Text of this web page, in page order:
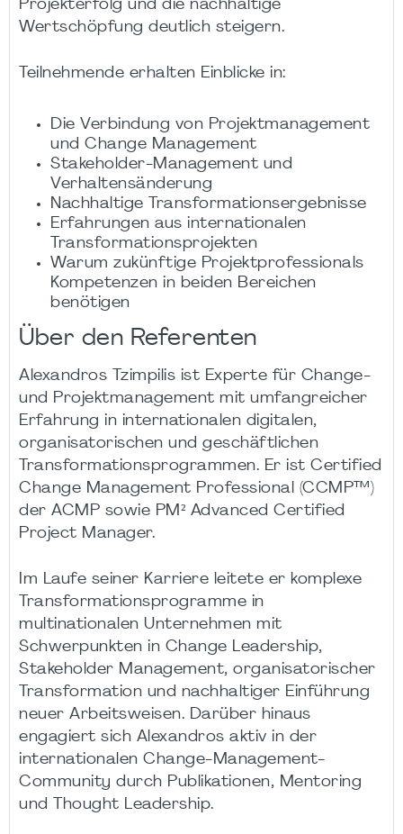
Projekterfolg und die nachhaltige
Wertschöpfung deutlich steigern.
Teilnehmende erhalten Einblicke in:
Die Verbindung von Projektmanagement
und Change Management
Stakeholder-Management und
Verhaltensänderung
Nachhaltige Transformationsergebnisse
Erfahrungen aus internationalen
Transformationsprojekten
Warum zukünftige Projektprofessionals
Kompetenzen in beiden Bereichen
benötigen
Über den Referenten
Alexandros Tzimpilis ist Experte für Change-
und Projektmanagement mit umfangreicher
Erfahrung in internationalen digitalen,
organisatorischen und geschäftlichen
Transformationsprogrammen. Er ist Certified
Change Management Professional (CCMP™)
der ACMP sowie PM² Advanced Certified
Project Manager.
Im Laufe seiner Karriere leitete er komplexe
Transformationsprogramme in
multinationalen Unternehmen mit
Schwerpunkten in Change Leadership,
Stakeholder Management, organisatorischer
Transformation und nachhaltiger Einführung
neuer Arbeitsweisen. Darüber hinaus
engagiert sich Alexandros aktiv in der
internationalen Change-Management-
Community durch Publikationen, Mentoring
und Thought Leadership.